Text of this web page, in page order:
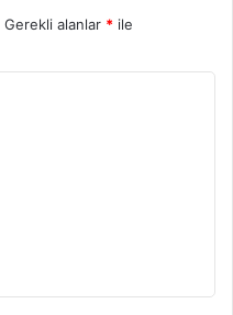
Gerekli alanlar * ile